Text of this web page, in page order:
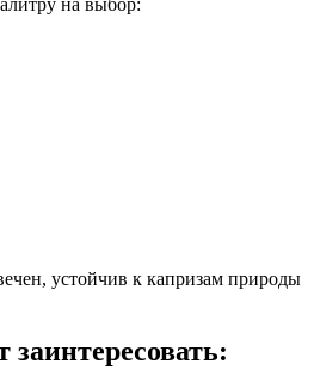
устойчив к капризам природы
заинтересовать: